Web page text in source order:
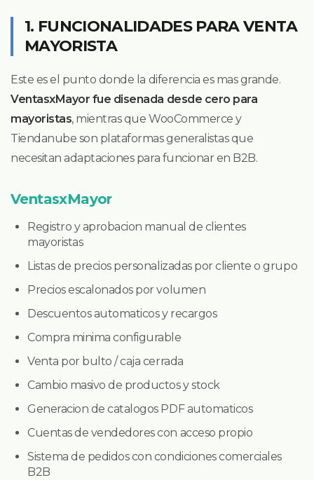
1. FUNCIONALIDADES PARA VENTA
MAYORISTA
Este es el punto donde la diferencia es mas grande.
VentasxMayor fue disenada desde cero para
mayoristas, mientras que WooCommerce y
Tiendanube son plataformas generalistas que
necesitan adaptaciones para funcionar en B2B.
VentasxMayor
Registro y aprobacion manual de clientes
mayoristas
Listas de precios personalizadas por cliente o grupo
Precios escalonados por volumen
Descuentos automaticos y recargos
Compra minima configurable
Venta por bulto / caja cerrada
Cambio masivo de productos y stock
Generacion de catalogos PDF automaticos
Cuentas de vendedores con acceso propio
Sistema de pedidos con condiciones comerciales
B2B